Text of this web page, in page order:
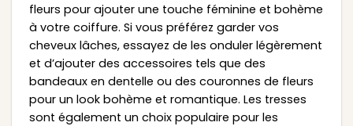
fleurs pour ajouter une touche féminine et bohème
à votre coiffure. Si vous préférez garder vos
cheveux lâches, essayez de les onduler légèrement
et d’ajouter des accessoires tels que des
bandeaux en dentelle ou des couronnes de fleurs
pour un look bohème et romantique. Les tresses
sont également un choix populaire pour les